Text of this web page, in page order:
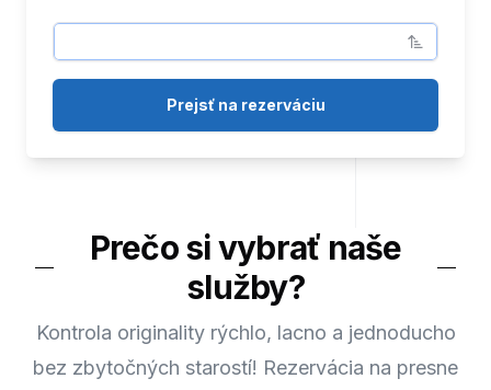
Prejsť na rezerváciu
Prečo si vybrať naše
služby?
Kontrola originality rýchlo, lacno a jednoducho
bez zbytočných starostí! Rezervácia na presne